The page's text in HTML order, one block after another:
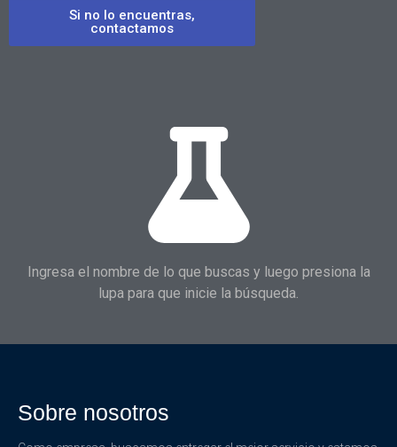
Si no lo encuentras,
contactamos
Ingresa el nombre de lo que buscas y luego presiona la
lupa para que inicie la búsqueda.
Sobre nosotros